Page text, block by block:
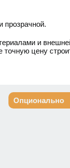
прозрачной.
и
цену
Опционально